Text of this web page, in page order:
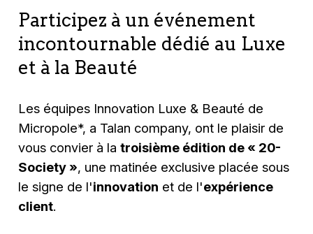
Participez à un événement
incontournable dédié au Luxe
et à la Beauté
Les équipes Innovation Luxe & Beauté de
Micropole*, a Talan company, ont le plaisir de
vous convier à latroisième édition de « 20-
Society », une matinée exclusive placée sous
le signe de l'innovation et de l'expérience
client.